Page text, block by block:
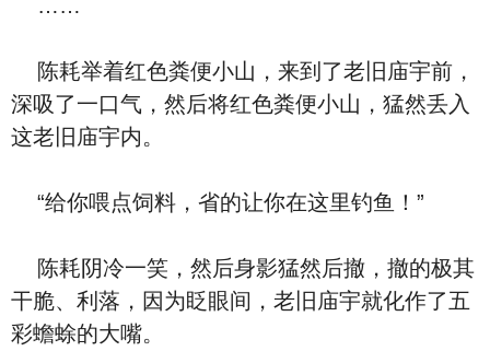
……
陈耗举着红色粪便小山，来到了老旧庙宇前，
深吸了一口气，然后将红色粪便小山，猛然丢入
这老旧庙宇内。
“给你喂点饲料，省的让你在这里钓鱼！”
陈耗阴冷一笑，然后身影猛然后撤，撤的极其
干脆、利落，因为眨眼间，老旧庙宇就化作了五
彩蟾蜍的大嘴。